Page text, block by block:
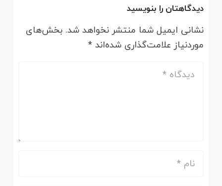
دیدگاهتان را بنویسید
نشانی ایمیل شما منتشر نخواهد شد. بخش‌های
موردنیاز علامت‌گذاری شده‌اند*